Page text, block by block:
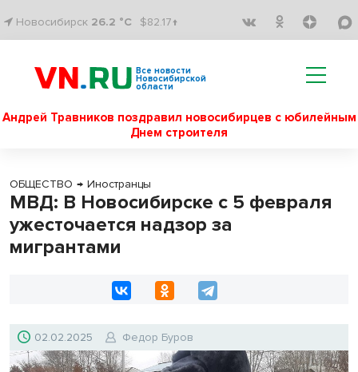
Новосибирск 26.2 °C $82.17↑
Все новости
Новосибирской
области
Андрей Травников поздравил новосибирцев с юбилейным
Днем строителя
ОБЩЕСТВО → Иностранцы
МВД: В Новосибирске с 5 февраля
ужесточается надзор за
мигрантами
02.02.2025 Федор Буров